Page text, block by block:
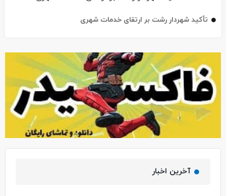
تأکید شهردار رشت بر ارتقای خدمات شهری
آخرین اخبار